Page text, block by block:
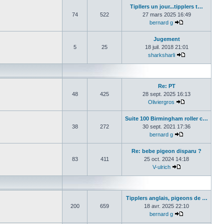
74 522
Tipllers un jour...tipplers t…
27 mars 2025 16:49
bernard g
5 25
Jugement
18 juil. 2018 21:01
sharksharli
48 425
Re: PT
28 sept. 2025 16:13
Oliviergros
38 272
Suite 100 Birmingham roller c…
30 sept. 2021 17:36
bernard g
83 411
Re: bebe pigeon disparu ?
25 oct. 2024 14:18
V-ulrich
200 659
Tipplers anglais, pigeons de …
18 avr. 2025 22:10
bernard g